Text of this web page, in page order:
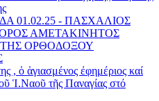
01.02.25 - ΠΑΣΧΑΛΙΟΣ
ΑΜΕΤΑΚΙΝΗΤΟΣ
ΟΡΘΟΔΟΞΟΥ
, ὁ ἁγιασμένος ἐφημέριος καί
Ἱ.Ναοῦ τῆς Παναγίας στό